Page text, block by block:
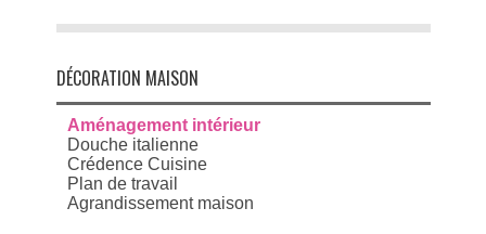
DÉCORATION MAISON
Aménagement intérieur
Douche italienne
Crédence Cuisine
Plan de travail
Agrandissement maison